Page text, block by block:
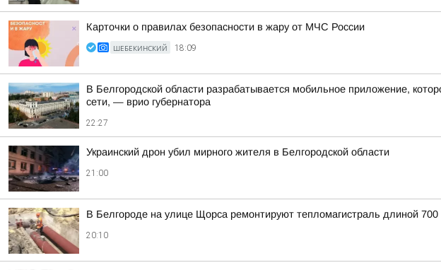
Карточки о правилах безопасности в жару от МЧС России
ШЕБЕКИНСКИЙ 18:09
В Белгородской области разрабатывается мобильное приложение,
сети, — врио губернатора
22:27
Украинский дрон убил мирного жителя в Белгородской области
21:00
В Белгороде на улице Щорса ремонтируют тепломагистраль длиной 700
20:10